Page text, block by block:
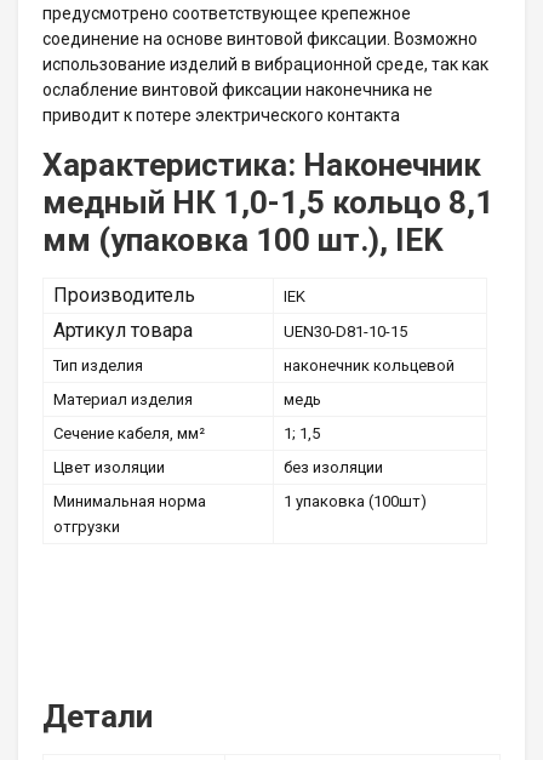
предусмотрено соответствующее крепежное
соединение на основе винтовой фиксации. Возможно
использование изделий в вибрационной среде, так как
ослабление винтовой фиксации наконечника не
приводит к потере электрического контакта
Характеристика: Наконечник
медный НК 1,0-1,5 кольцо 8,1
мм (упаковка 100 шт.), IEK
Производитель IEK
Артикул товара
UEN30-D81-10-15
Тип изделия
наконечник кольцевой
Материал изделия
медь
Сечение кабеля, мм²
1; 1,5
Цвет изоляции
без изоляции
Минимальная норма
отгрузки
1 упаковка (100шт)
Детали